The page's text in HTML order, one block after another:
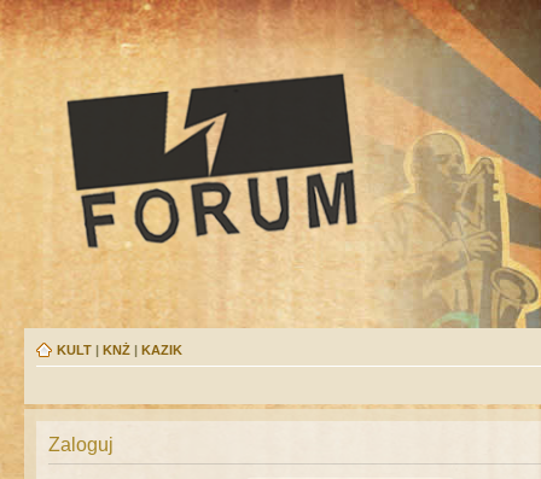
KULT | KNŻ | KAZIK
Zaloguj